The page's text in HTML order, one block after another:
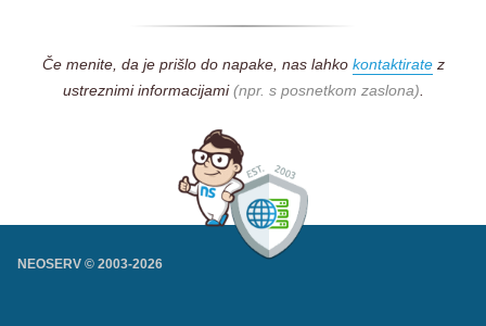
Če menite, da je prišlo do napake, nas lahko kontaktiratez
ustreznimi informacijami(npr. s posnetkom zaslona)
NEOSERV © 2003-2026